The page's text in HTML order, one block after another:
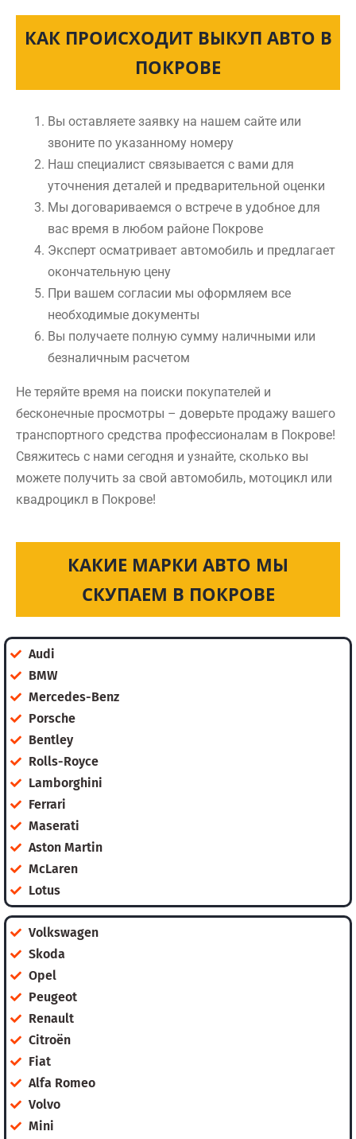
КАК ПРОИСХОДИТ ВЫКУП АВТО В
ПОКРОВЕ
Вы оставляете заявку на нашем сайте или
звоните по указанному номеру
Наш специалист связывается с вами для
уточнения деталей и предварительной оценки
Мы договариваемся о встрече в удобное для
вас время в любом районе Покрове
Эксперт осматривает автомобиль и предлагает
окончательную цену
При вашем согласии мы оформляем все
необходимые документы
Вы получаете полную сумму наличными или
безналичным расчетом
Не теряйте время на поиски покупателей и
бесконечные просмотры – доверьте продажу вашего
транспортного средства профессионалам в Покрове!
Свяжитесь с нами сегодня и узнайте, сколько вы
можете получить за свой автомобиль, мотоцикл или
квадроцикл в Покрове!
КАКИЕ МАРКИ АВТО МЫ
СКУПАЕМ В ПОКРОВЕ
Audi
BMW
Mercedes-Benz
Porsche
Bentley
Rolls-Royce
Lamborghini
Ferrari
Maserati
Aston Martin
McLaren
Lotus
Volkswagen
Skoda
Opel
Peugeot
Renault
Citroën
Fiat
Alfa Romeo
Volvo
Mini